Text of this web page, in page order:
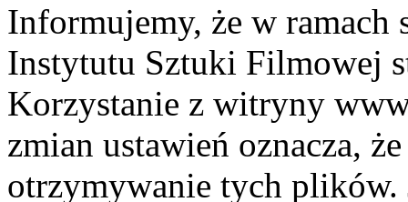
Informujemy, że w ramach
Instytutu Sztuki Filmowej
Korzystanie z witryny
zmian ustawień oznacza,
otrzymywanie tych plików.